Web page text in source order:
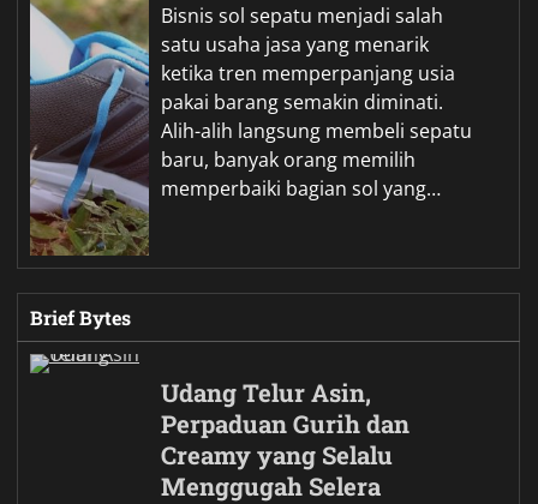
Bisnis sol sepatu menjadi salah
satu usaha jasa yang menarik
ketika tren memperpanjang usia
pakai barang semakin diminati.
Alih-alih langsung membeli sepatu
baru, banyak orang memilih
memperbaiki bagian sol yang…
Brief Bytes
Udang Telur Asin,
Perpaduan Gurih dan
Creamy yang Selalu
Menggugah Selera